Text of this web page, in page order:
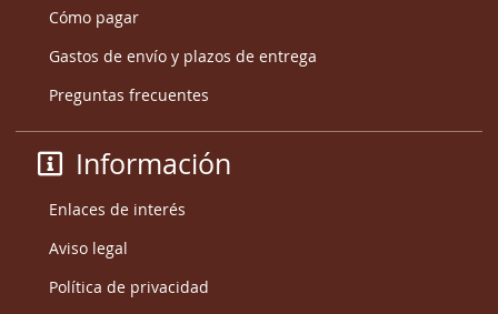
Cómo pagar
Gastos de envío y plazos de entrega
Preguntas frecuentes
Información
Enlaces de interés
Aviso legal
Política de privacidad